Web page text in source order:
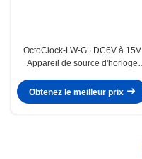
OctoClock-LW-G ∙ DC6V à 15V
Appareil de source d'horloge
Obtenez le meilleur prix